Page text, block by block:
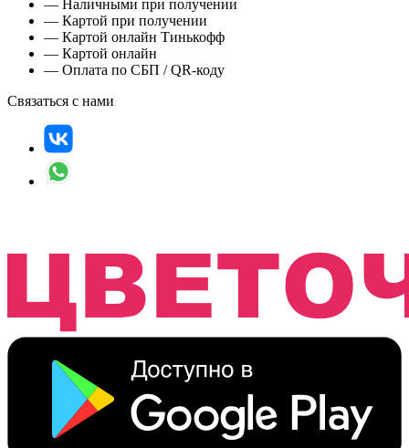
— Наличными при получении
— Картой при получении
— Картой онлайн Тинькофф
— Картой онлайн
— Оплата по СБП / QR-коду
Связаться с нами